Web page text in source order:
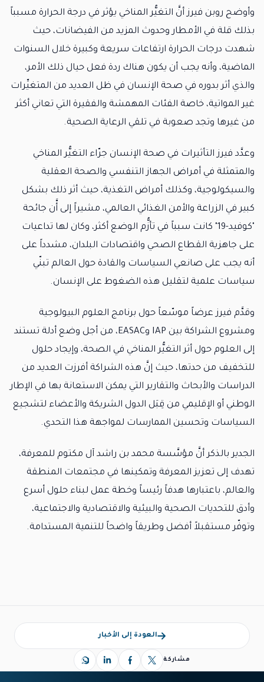
وأوضح روبن فيرز أنَّ التغيُّر المناخي يؤثر في درجة الحرارة مسبباً
بذلك قلة في الأمطار وحدوث المزيد من الفيضانات، حيث
شهدت درجات الحرارة ارتفاعات سريعة وكبيرة خلال السنوات
الماضية، وأنه يجب أن يكون هناك ردة فعل حيال ذلك الأمر،
والذي أثر بدوره في صحة الإنسان في ظل العديد من المتغيِّرات
غير المواتية، خاصة الفئات المهمشة والفقيرة التي تعاني أكثر
من غيرها وتجد صعوبة في تلقي الرعاية الصحية.
وعدَّد فيرز التأثيرات في صحة الإنسان جرّاء التغيُّر المناخي
والمتمثلة في أمراض الجهاز التنفسي والصحة العقلية
والسيكولوجية، وكذلك أمراض التغذية، حيث أثر ذلك بشكل
كبير في الزراعة والأمن الغذائي العالمي، مشيراً إلى أَّن جائحة
"كوفيد-19" كانت سبباً في تأزُّم الوضع أكثر، وكان لها تداعيات
على جاهزية القطاع الصحي واقتصادات البلدان، مشدداً على
أنه يجب على صانعي السياسات والقادة حول العالم تبنّي
سياسات علمية لتقليل هذه الضغوط على الإنسان.
وقدَّم فيرز عرضاً موسّعاً حول برنامج العلوم البيولوجية
ومشروع الشراكة بين IAP وEASAC، من أجل وضع أدلة تستند
إلى العلوم حول أثر التغيُّر المناخي في الصحة، وإيجاد حلول
للتخفيف من حدتها، حيث إنَّ هذه الشراكة أفرزت العديد من
الدراسات والأبحاث والتقارير التي يمكن الاستعانة بها في الإطار
الوطني أو الإقليمي من قِبَل الدول الشريكة والأعضاء لتشجيع
السياسات وتحسين الممارسات لمواجهة هذا التحدي.
الجدير بالذكر أنَّ مؤسَّسة محمد بن راشد آل مكتوم للمعرفة،
تهدف إلى تعزيز المعرفة وتمكينها في مجتمعات المنطقة
والعالم، باعتبارها هدفاً رئيساً وخطة عمل لبناء حلول أسرع
وأدق للتحديات الصحية والبيئية والاقتصادية والاجتماعية،
وتوفّر مستقبلاً أفضل وطريقاً واضحاً للتنمية المستدامة.
العودة إلى الأخبار
مشاركة